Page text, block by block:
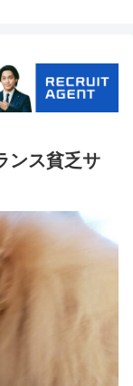
ンス貧乏サ